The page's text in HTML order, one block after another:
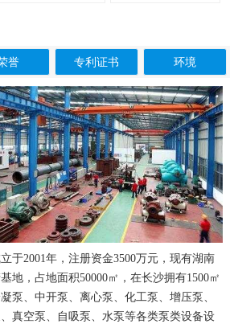
誉 专利证书 环境
于2001年，注册资金3500万元，现有湖南
地，占地面积50000㎡，在长沙拥有1500㎡
泵、中开泵、离心泵、化工泵、增压泵、
真空泵、自吸泵、水泵等各类泵类设备设